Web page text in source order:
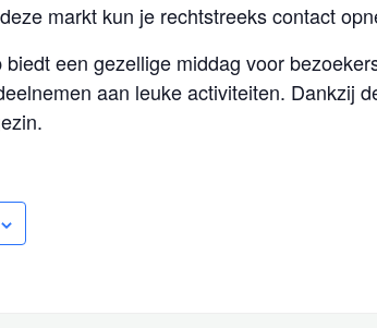
markt kun je rechtstreeks contact
een gezellige middag voor
aan leuke activiteiten. Dankzij